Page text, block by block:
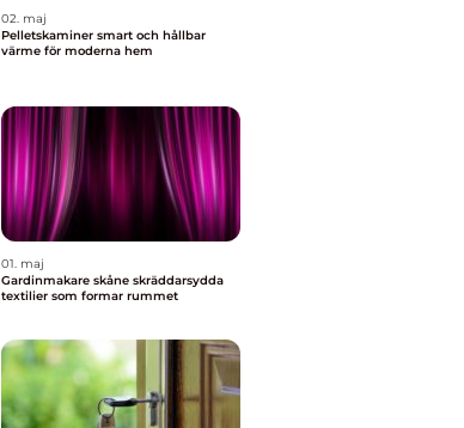
02. maj
Pelletskaminer smart och hållbar
värme för moderna hem
01. maj
Gardinmakare skåne skräddarsydda
textilier som formar rummet